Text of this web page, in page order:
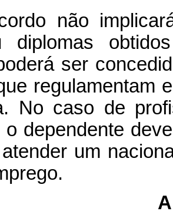
não
diplomas
ser
regulamentam
No caso de
o dependente
um